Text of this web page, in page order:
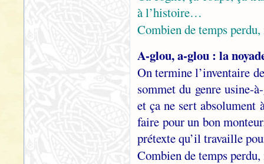
à l’histoire…
Combien de temps
A-glou, a-glou : la
On termine l’inventaire
sommet du genre usine-
et ça ne sert absolument
faire pour un bon
prétexte qu’il travaille
Combien de temps